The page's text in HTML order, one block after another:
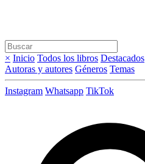
× Inicio Todos los libros Destacados
Autoras y autores Géneros Temas
Instagram Whatsapp TikTok